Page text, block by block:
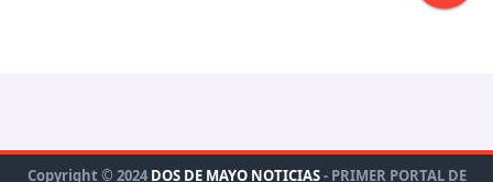
Copyright © 2024 DOS DE MAYO NOTICIAS- PRIMER PORTAL DE